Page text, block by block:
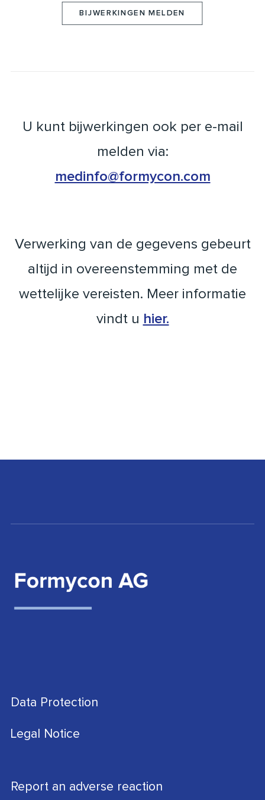
BIJWERKINGEN MELDEN
U kunt bijwerkingen ook per e-mail
melden via:
medinfo@formycon.com
Verwerking van de gegevens gebeurt
altijd in overeenstemming met de
wettelijke vereisten. Meer informatie
vindt u hier.
Data Protection
Legal Notice
Report an adverse reaction